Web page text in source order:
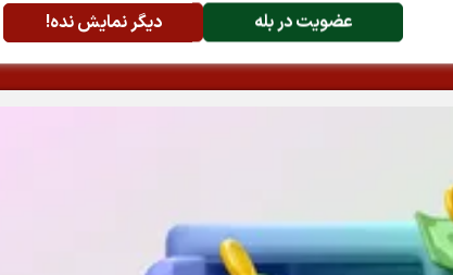
عضویت در بله دیگر نمایش نده!